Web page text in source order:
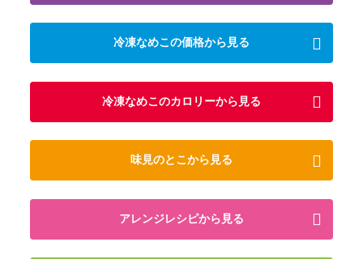
冷凍なめこの価格から見る
冷凍なめこのカロリーから見る
味見のとこから見る
アレンジレシピから見る